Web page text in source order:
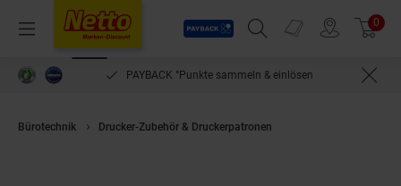
Menü
Payback
Suchfeld einblenden
Prospekte 0
PAYBACK °Punkte sammeln & einlösen
Bürotechnik Drucker-Zubehör & Druckerpatronen